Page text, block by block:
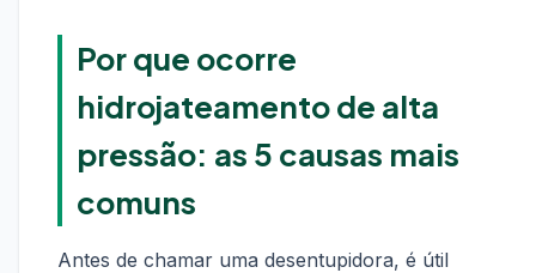
Por que ocorre
hidrojateamento de alta
pressão: as 5 causas mais
comuns
Antes de chamar uma desentupidora, é útil